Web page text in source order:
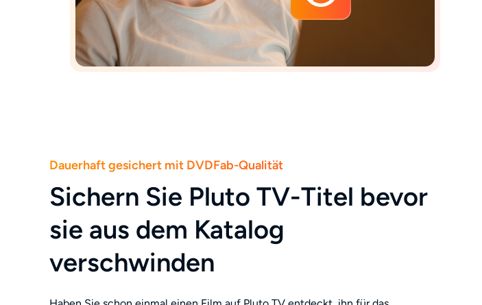
Dauerhaft gesichert mit DVDFab-Qualität
Sichern Sie Pluto TV-Titel bevor
sie aus dem Katalog
verschwinden